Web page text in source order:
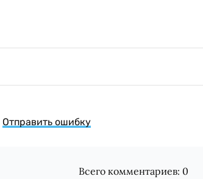
Отправить ошибку
Всего комментариев: 0